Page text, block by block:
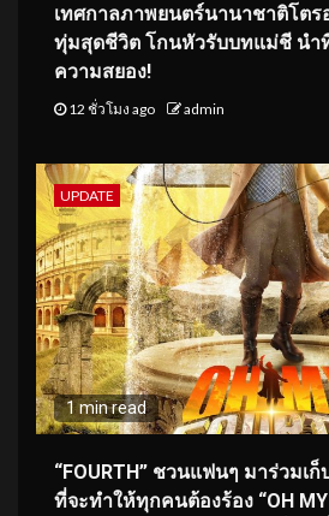
เทศกาลภาพยนตร์นานาชาติโตร
ทุ่มสุดชีวิต โกนหัวรับบทแม่ชี นำ
ความสยอง!
12 ชั่วโมง ago admin
UPDATE
1 min read
“FOURTH” ชวนแฟนๆ มาร่วมเ
ที่จะทำให้ทุกคนต้องร้อง “OH MY